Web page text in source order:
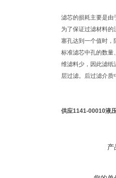
滤芯的损耗主要是由
为了保证过滤材料
塞孔达到一个值时，
标准滤芯中孔的数量
维滤料少，因此滤纸
层过滤。后过滤介
供应1141-00010液
产